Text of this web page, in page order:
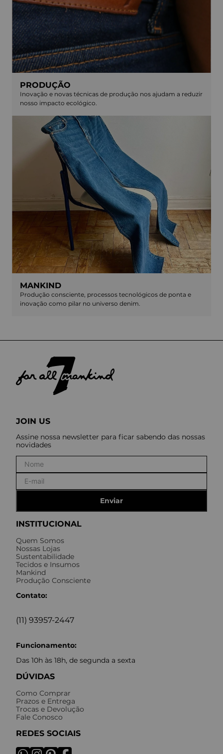
PRODUÇÃO
Inovação e novas técnicas de produção nos ajudam a reduzir
nosso impacto ecológico.
MANKIND
Produção consciente, processos tecnológicos de ponta e
inovação como pilar no universo denim.
INSTITUCIONAL
Quem Somos
Nossas Lojas
Sustentabilidade
Tecidos e Insumos
Mankind
Produção Consciente
Contato:
(11) 93957-2447
Funcionamento:
Das 10h às 18h, de segunda a sexta
DÚVIDAS
Como Comprar
Prazos e Entrega
Trocas e Devolução
Fale Conosco
REDES SOCIAIS
JOIN US
Assine nossa newsletter para ficar sabendo das nossas
novidades
Enviar